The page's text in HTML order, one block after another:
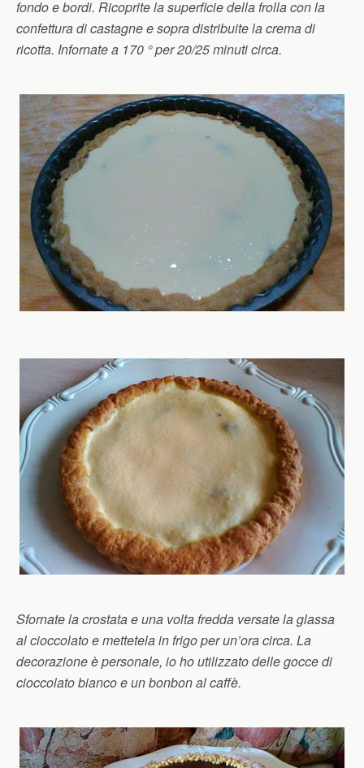
fondo e bordi. Ricoprite la superficie della frolla con la
confettura di castagne e sopra distribuite la crema di
ricotta. Infornate a 170 ° per 20/25 minuti circa.
Sfornate la crostata e una volta fredda versate la glassa
al cioccolato e mettetela in frigo per un’ora circa. La
decorazione è personale, io ho utilizzato delle gocce di
cioccolato bianco e un bonbon al caffè.